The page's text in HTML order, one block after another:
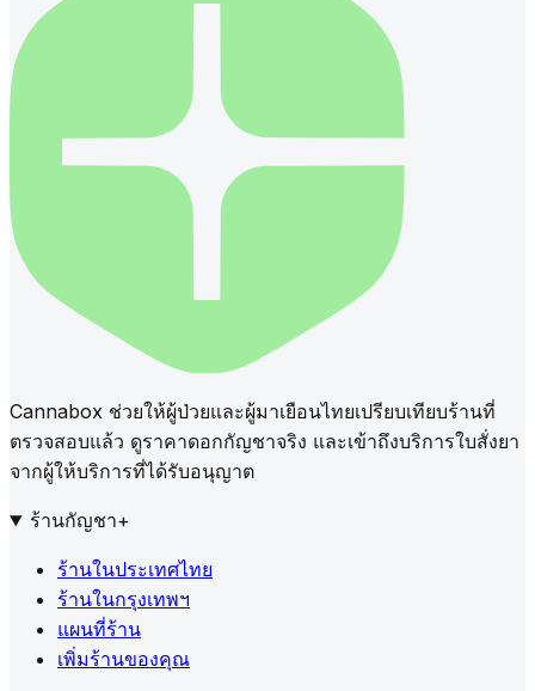
Cannabox ช่วยให้ผู้ป่วยและผู้มาเยือนไทยเปรียบเทียบร้านที่
ตรวจสอบแล้ว ดูราคาดอกกัญชาจริง และเข้าถึงบริการใบสั่งยา
จากผู้ให้บริการที่ได้รับอนุญาต
ร้านกัญชา+
ร้านในประเทศไทย
ร้านในกรุงเทพฯ
แผนที่ร้าน
เพิ่มร้านของคุณ